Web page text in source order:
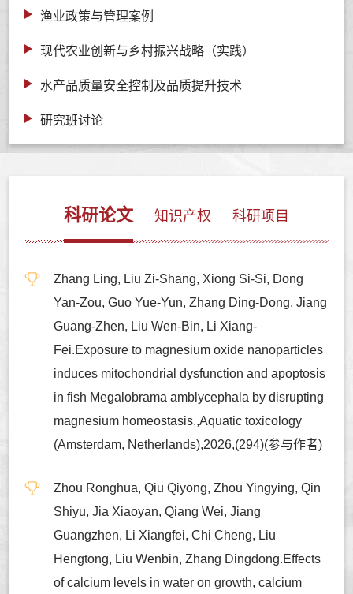
渔业政策与管理案例
现代农业创新与乡村振兴战略（实践）
水产品质量安全控制及品质提升技术
研究班讨论
科研论文 知识产权 科研项目
Zhang Ling, Liu Zi-Shang, Xiong Si-Si, Dong
Yan-Zou, Guo Yue-Yun, Zhang Ding-Dong, Jiang
Guang-Zhen, Liu Wen-Bin, Li Xiang-
Fei.Exposure to magnesium oxide nanoparticles
induces mitochondrial dysfunction and apoptosis
in fish Megalobrama amblycephala by disrupting
magnesium homeostasis.,Aquatic toxicology
(Amsterdam, Netherlands),2026,(294)(参与作者)
Zhou Ronghua, Qiu Qiyong, Zhou Yingying, Qin
Shiyu, Jia Xiaoyan, Qiang Wei, Jiang
Guangzhen, Li Xiangfei, Chi Cheng, Liu
Hengtong, Liu Wenbin, Zhang Dingdong.Effects
of calcium levels in water on growth, calcium